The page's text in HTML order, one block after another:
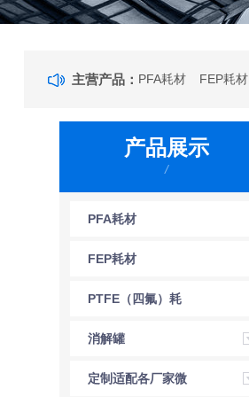
主营产品： PFA耗材 FEP耗材
产品展示
/
PFA耗材
FEP耗材
PTFE（四氟）耗
材
消解罐
定制适配各厂家微